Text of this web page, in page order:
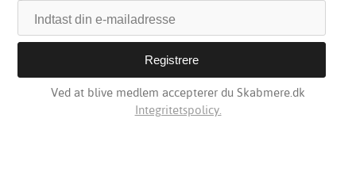
Ved at blive medlem accepterer du Skabmere.dk
Integritetspolicy.